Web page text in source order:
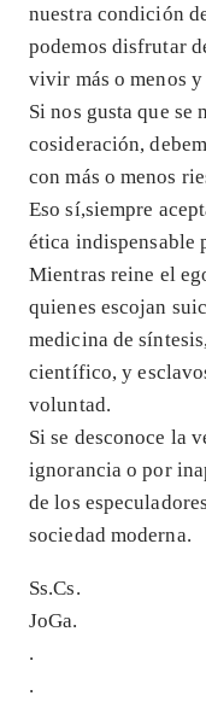
nuestra condición
podemos disfrutar
vivir más o menos
Si nos gusta que se
cosideración,
con más o menos
Eso sí,siempre
ética indispensable
Mientras reine el
quienes escojan
medicina de
científico, y
voluntad.
Si se desconoce la
ignorancia o por
de los
sociedad moderna.
Ss.Cs.
JoGa.
.
.